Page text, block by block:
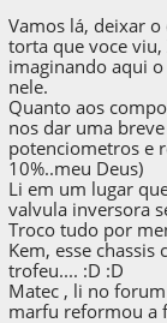
Vamos lá, deixar
torta que voce
imaginando aqui
nele.
Quanto aos
nos dar uma
potenciometros e
10%..meu Deus)
Li em um lugar
valvula inversora
Troco tudo por
Kem, esse
trofeu.... :D :D
Matec , li no
marfu reformou a